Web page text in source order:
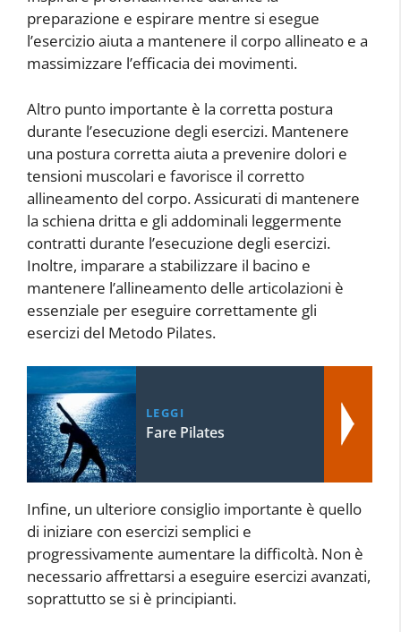
preparazione e espirare mentre si esegue
l’esercizio aiuta a mantenere il corpo allineato e a
massimizzare l’efficacia dei movimenti.
Altro punto importante è la corretta postura
durante l’esecuzione degli esercizi. Mantenere
una postura corretta aiuta a prevenire dolori e
tensioni muscolari e favorisce il corretto
allineamento del corpo. Assicurati di mantenere
la schiena dritta e gli addominali leggermente
contratti durante l’esecuzione degli esercizi.
Inoltre, imparare a stabilizzare il bacino e
mantenere l’allineamento delle articolazioni è
essenziale per eseguire correttamente gli
esercizi del Metodo Pilates.
LEGGI
Fare Pilates
Infine, un ulteriore consiglio importante è quello
di iniziare con esercizi semplici e
progressivamente aumentare la difficoltà. Non è
necessario affrettarsi a eseguire esercizi avanzati,
soprattutto se si è principianti.